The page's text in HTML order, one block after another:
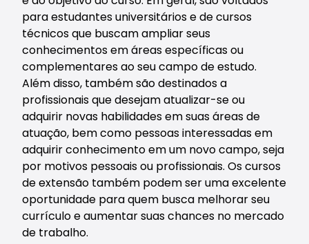
para estudantes universitários e de cursos
técnicos que buscam ampliar seus
conhecimentos em áreas específicas ou
complementares ao seu campo de estudo.
Além disso, também são destinados a
profissionais que desejam atualizar-se ou
adquirir novas habilidades em suas áreas de
atuação, bem como pessoas interessadas em
adquirir conhecimento em um novo campo, seja
por motivos pessoais ou profissionais. Os cursos
de extensão também podem ser uma excelente
oportunidade para quem busca melhorar seu
currículo e aumentar suas chances no mercado
de trabalho.